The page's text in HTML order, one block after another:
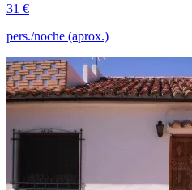
31 €
pers./noche (aprox.)